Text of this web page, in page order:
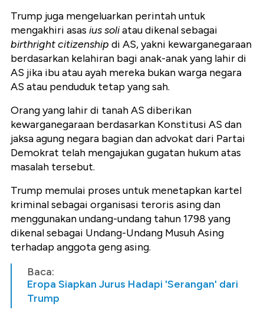
Trump juga mengeluarkan perintah untuk
mengakhiri asas ius soliatau dikenal sebagai
birthright citizenship di AS, yakni kewarganegaraan
berdasarkan kelahiran bagi anak-anak yang lahir di
AS jika ibu atau ayah mereka bukan warga negara
AS atau penduduk tetap yang sah.
Orang yang lahir di tanah AS diberikan
kewarganegaraan berdasarkan Konstitusi AS dan
jaksa agung negara bagian dan advokat dari Partai
Demokrat telah mengajukan gugatan hukum atas
masalah tersebut.
Trump memulai proses untuk menetapkan kartel
kriminal sebagai organisasi teroris asing dan
menggunakan undang-undang tahun 1798 yang
dikenal sebagai Undang-Undang Musuh Asing
terhadap anggota geng asing.
Baca:
Eropa Siapkan Jurus Hadapi 'Serangan' dari
Trump